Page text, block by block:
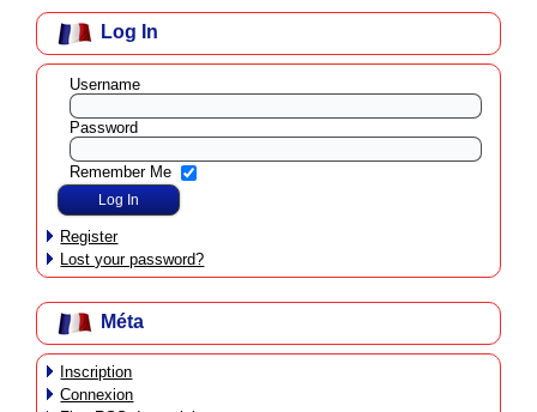
Log In
Username
Password
Remember Me
Register
Lost your password?
Méta
Inscription
Connexion